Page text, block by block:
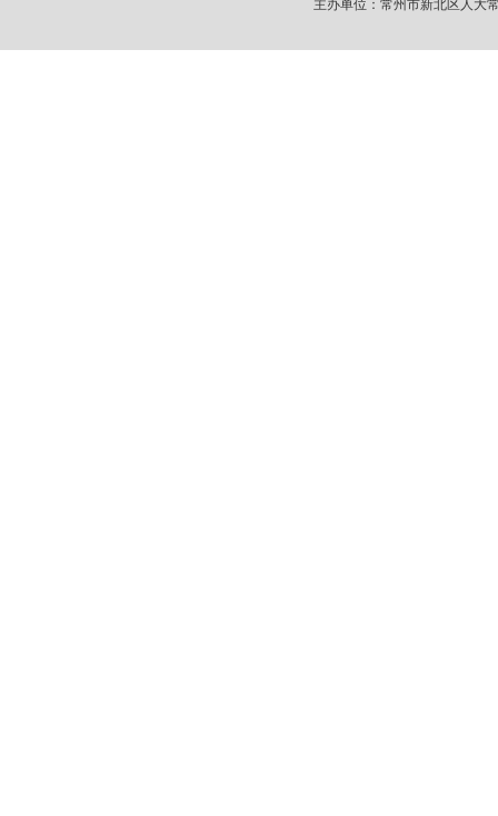
主办单位：常州市新北区人大